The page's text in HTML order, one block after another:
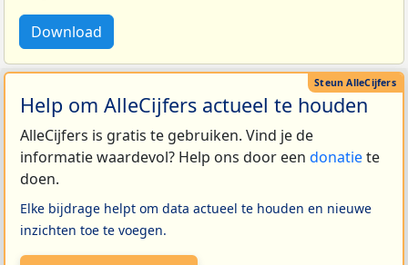
Download
Help om AlleCijfers actueel te houden
AlleCijfers is gratis te gebruiken. Vind je de
informatie waardevol? Help ons door een donatiete
doen.
Elke bijdrage helpt om data actueel te houden en nieuwe
inzichten toe te voegen.